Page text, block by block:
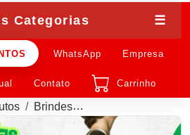
Categorias ☰
WhatsApp Empresa
Contato Carrinho
Brindes